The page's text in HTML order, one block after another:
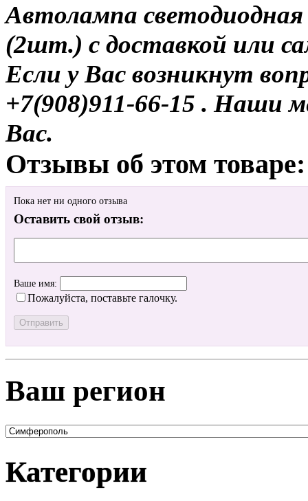
Автолампа
(2шт.) с доставкой или
Если у Вас возникнут
+7(908)911-66-15 . Наши
Вас.
Отзывы об этом товаре:
Пока нет ни одного отзыва
Оставить свой отзыв:
Ваше имя:
Пожалуйста, поставьте галочку.
Ваш регион
Категории